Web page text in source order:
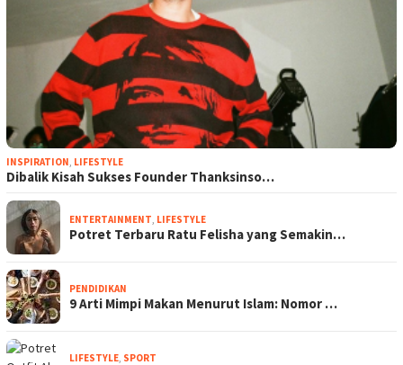
INSPIRATION, LIFESTYLE
Dibalik Kisah Sukses Founder Thanksinso…
ENTERTAINMENT, LIFESTYLE
Potret Terbaru Ratu Felisha yang Semakin…
PENDIDIKAN
9 Arti Mimpi Makan Menurut Islam: Nomor …
LIFESTYLE, SPORT